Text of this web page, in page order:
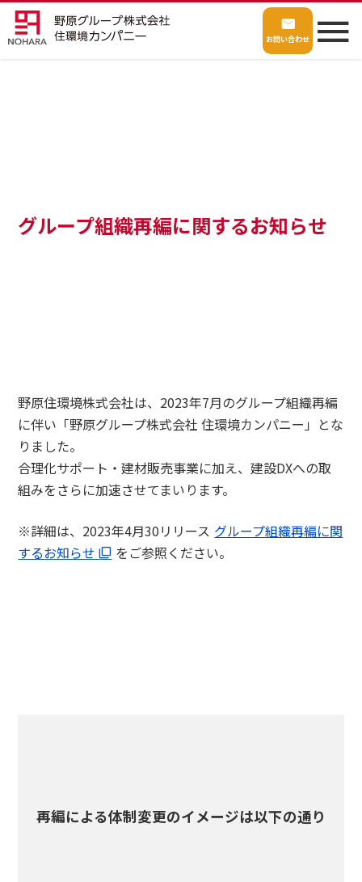
お問い合わせ
グループ組織再編に関するお知らせ
野原住環境株式会社は、2023年7月のグループ組織再編
に伴い「野原グループ株式会社 住環境カンパニー」とな
りました。
合理化サポート・建材販売事業に加え、建設DXへの取
組みをさらに加速させてまいります。
※詳細は、2023年4月30リリース グループ組織再編に関
するお知らせ
をご参照ください。
再編による体制変更のイメージは以下の通り